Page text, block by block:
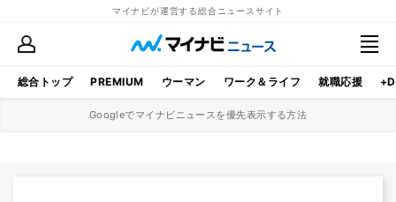
マイナビが運営する総合ニュースサイト
総合トップ PREMIUM ウーマン ワーク＆ライフ 就職応援
Googleでマイナビニュースを優先表示する方法